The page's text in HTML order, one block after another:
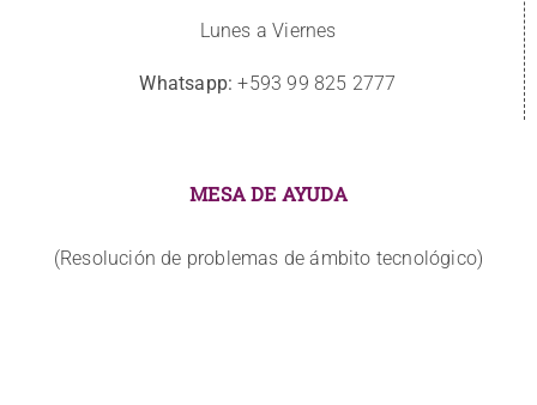
Lunes a Viernes
Whatsapp: +593 99 825 2777
MESA DE AYUDA
(Resolución de problemas de ámbito tecnológico)